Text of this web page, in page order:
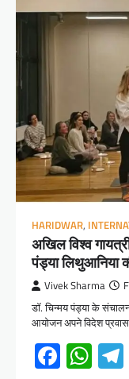
HARIDWAR,
अखिल विश्व
पंड्या लिथुआनिया
Vivek Sharma
डॉ. चिन्मय पंड्या के
आयोजन अपने विदेश